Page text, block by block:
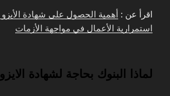
اقرأ عن :
استمرارية الأعمال في مواجهة الأزمات
لماذا البنوك بحاجة لشهادة الايزو 22301؟